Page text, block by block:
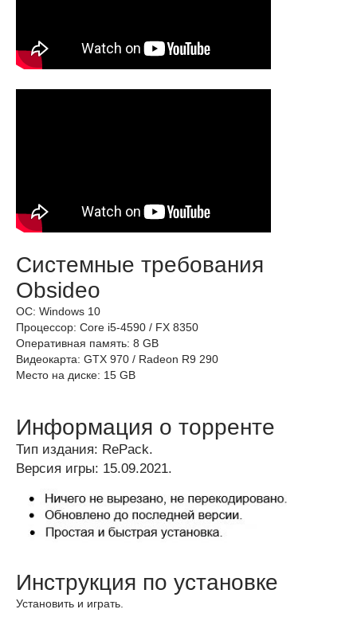
Системные требования
Obsideo
ОС: Windows 10
Процессор: Core i5-4590 / FX 8350
Оперативная память: 8 GB
Видеокарта: GTX 970 / Radeon R9 290
Место на диске: 15 GB
Информация о торренте
Тип издания: RePack.
Версия игры: 15.09.2021.
Инструкция по установке
Установить и играть.